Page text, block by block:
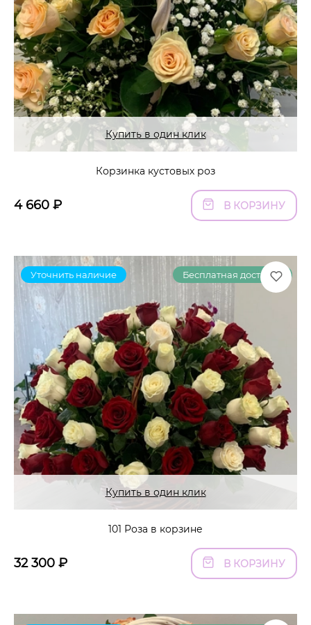
Купить в один клик
Корзинка кустовых роз
4 660 ₽ В КОРЗИНУ
Уточнить наличие Бесплатная доставка
Купить в один клик
101 Роза в корзине
32 300 ₽ В КОРЗИНУ